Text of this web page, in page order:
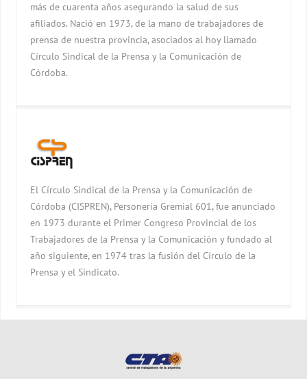
más de cuarenta años asegurando la salud de sus
afiliados. Nació en 1973, de la mano de trabajadores de
prensa de nuestra provincia, asociados al hoy llamado
Círculo Sindical de la Prensa y la Comunicación de
Córdoba.
El Círculo Sindical de la Prensa y la Comunicación de
Córdoba (CISPREN), Personería Gremial 601, fue anunciado
en 1973 durante el Primer Congreso Provincial de los
Trabajadores de la Prensa y la Comunicación y fundado al
año siguiente, en 1974 tras la fusión del Círculo de la
Prensa y el Sindicato.